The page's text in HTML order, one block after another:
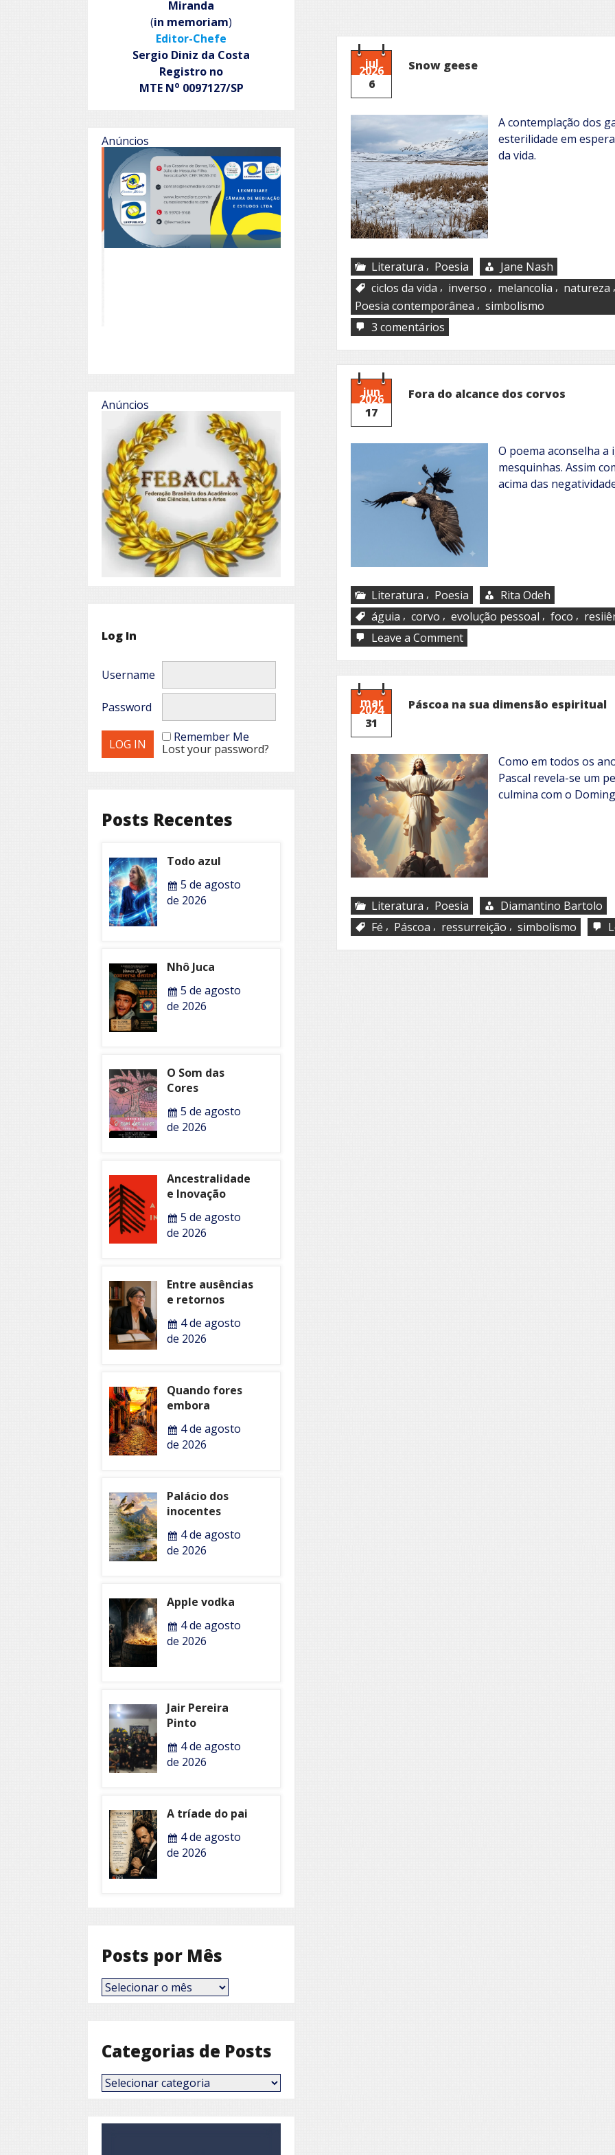
jul
2026
6
Snow geese
A contemplação dos
esterilidade em
da vida.
Literatura , Poesia
Jane Nash
ciclos da vida , inverso , melancolia , natureza ,
Poesia contemporânea , simbolismo
3 comentários
Snow
geese
jun
2026
17
Fora do alcance dos corvos
O poema aconselha
mesquinhas. Assim
acima das
Literatura , Poesia
Rita Odeh
águia , corvo , evolução pessoal , foco ,
Leave a Commenton
Fora
do
alcance
corvos
mar
2024
31
Páscoa na sua dimensão espiritual
Como em todos os
Pascal revela-se um
culmina com o
Literatura , Poesia
Diamantino Bartolo
Fé , Páscoa , ressurreição , simbolismo
Miranda
(in memoriam)
Editor-Chefe
Sergio Diniz da Costa
Registro no
MTE No 0097127/SP
Anúncios
Anúncios
Log In
Username
Password
Remember Me
Lost your password?
Posts Recentes
Todo azul
5 de agosto
de 2026
Nhô Juca
5 de agosto
de 2026
O Som das
Cores
5 de agosto
de 2026
Ancestralidade
e Inovação
5 de agosto
de 2026
Entre ausências
e retornos
4 de agosto
de 2026
Quando fores
embora
4 de agosto
de 2026
Palácio dos
inocentes
4 de agosto
de 2026
Apple vodka
4 de agosto
de 2026
Jair Pereira
Pinto
4 de agosto
de 2026
A tríade do pai
4 de agosto
de 2026
Posts por Mês
Posts
por
Categorias de Posts
Categorias
de